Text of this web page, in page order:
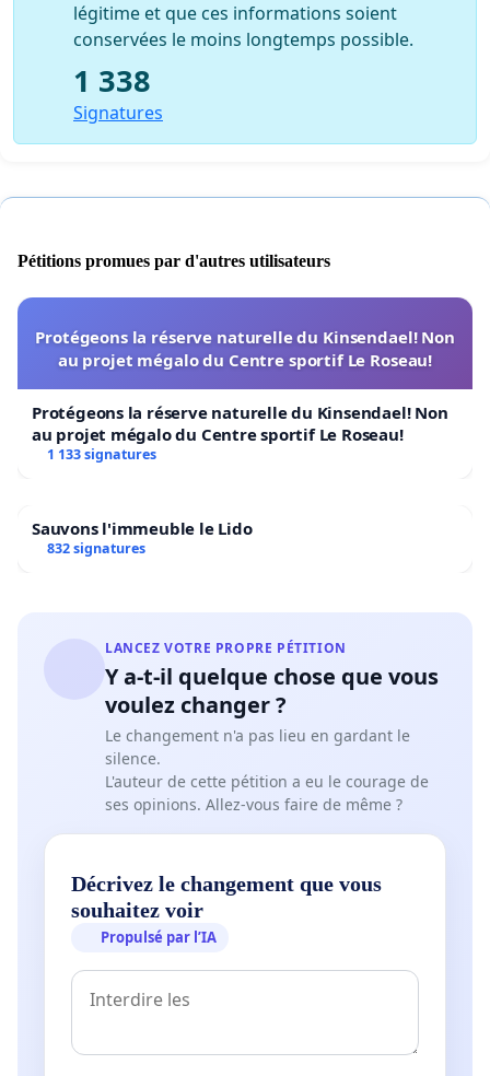
légitime et que ces informations soient
conservées le moins longtemps possible.
1 338
Signatures
Pétitions promues par d'autres utilisateurs
Protégeons la réserve naturelle du Kinsendael! Non
au projet mégalo du Centre sportif Le Roseau!
Protégeons la réserve naturelle du Kinsendael! Non
au projet mégalo du Centre sportif Le Roseau!
1 133 signatures
Sauvons l'immeuble le Lido
832 signatures
LANCEZ VOTRE PROPRE PÉTITION
Y a-t-il quelque chose que vous
voulez changer ?
Le changement n'a pas lieu en gardant le
silence.
L'auteur de cette pétition a eu le courage de
ses opinions. Allez-vous faire de même ?
Décrivez le changement que vous
souhaitez voir
Propulsé par l’IA